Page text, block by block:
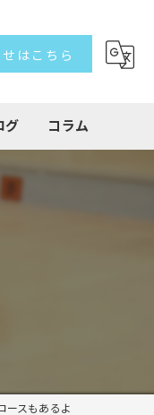
はこちら
グ コラム
ースもあるよ